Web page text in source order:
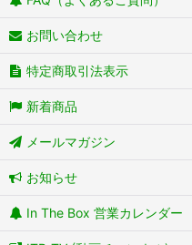
お問い合わせ
特定商取引法表示
新着商品
メールマガジン
お知らせ
In The Box 営業カレンダー